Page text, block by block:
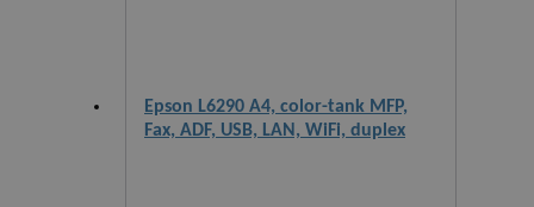
Epson L6290 A4, color-tank MFP,
Fax, ADF, USB, LAN, WiFi, duplex